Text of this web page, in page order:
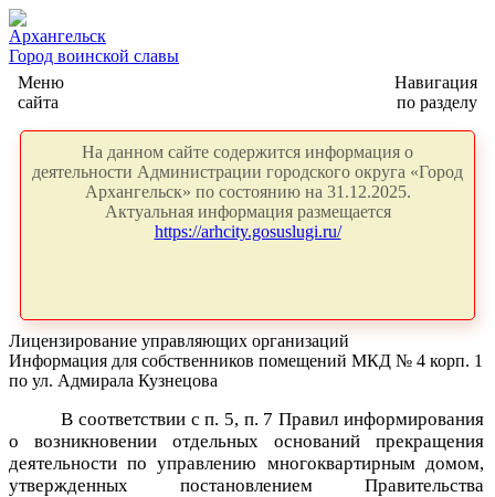
Архангельск
Город воинской славы
Меню
сайта
Навигация
по разделу
На данном сайте содержится информация о
деятельности Администрации городского округа «Город
Архангельск» по состоянию на 31.12.2025.
Актуальная информация размещается
https://arhcity.gosuslugi.ru/
Лицензирование управляющих организаций
Информация для собственников помещений МКД № 4 корп. 1
по ул. Адмирала Кузнецова
В соответствии с п. 5, п. 7 Правил информирования
о возникновении отдельных оснований прекращения
деятельности по управлению многоквартирным домом,
утвержденных постановлением Правительства